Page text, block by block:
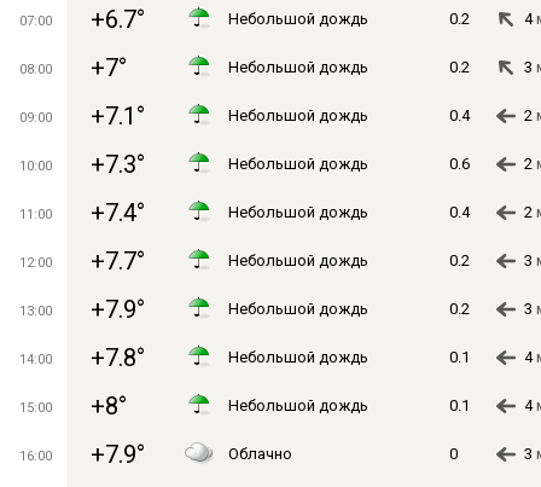
07:00 +6.7° Небольшой дождь 0.2 4
08:00 +7° Небольшой дождь 0.2 3
09:00 +7.1° Небольшой дождь 0.4 2
10:00 +7.3° Небольшой дождь 0.6 2
11:00 +7.4° Небольшой дождь 0.4 2
12:00 +7.7° Небольшой дождь 0.2 3
13:00 +7.9° Небольшой дождь 0.2 3
14:00 +7.8° Небольшой дождь 0.1 4
15:00 +8° Небольшой дождь 0.1 4
16:00 +7.9° Облачно 0 3